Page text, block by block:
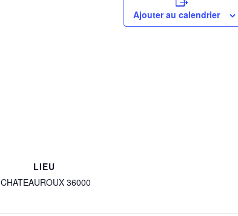
Ajouter au calendrier
LIEU
CHATEAUROUX 36000